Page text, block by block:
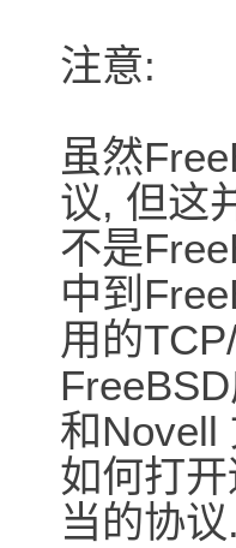
注意:
虽然
议, 但这
不是
中到
用的
和Novell
如何打
当的协议.